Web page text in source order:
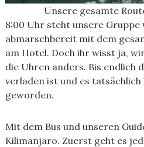
Unsere gesamte
8:00 Uhr steht unsere
abmarschbereit mit dem
am Hotel. Doch ihr wisst ja,
die Uhren anders. Bis endlich
verladen ist und es
geworden.
Mit dem Bus und unseren
Kilimanjaro. Zuerst geht es